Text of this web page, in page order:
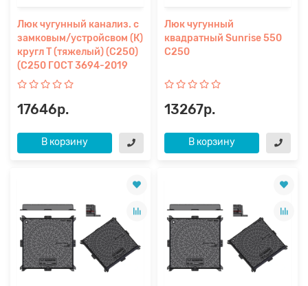
Люк чугунный канализ. с
замковым/устройсвом (К)
кругл Т (тяжелый) (С250)
(С250 ГОСТ 3694-2019
17646р.
В корзину
Люк чугунный
квадратный Sunrise 550
С250
13267р.
В корзину